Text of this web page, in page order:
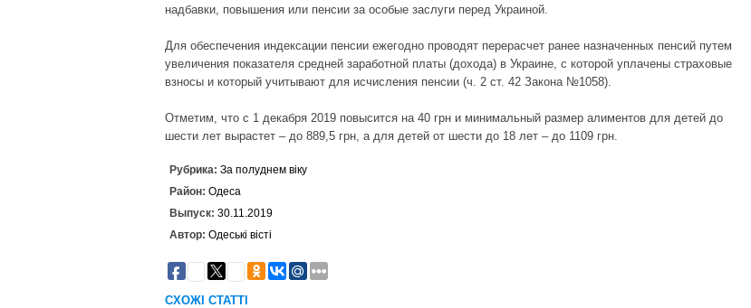
надбавки, повышения или пенсии за особые заслуги перед Украиной.
Для обеспечения индексации пенсии ежегодно проводят перерасчет ранее назначенных пенсий путем
увеличения показателя средней заработной платы (дохода) в Украине, с которой уплачены страховые
взносы и который учитывают для исчисления пенсии (ч. 2 ст. 42 Закона №1058).
Отметим, что с 1 декабря 2019 повысится на 40 грн и минимальный размер алиментов для детей до
шести лет вырастет – до 889,5 грн, а для детей от шести до 18 лет – до 1109 грн.
Рубрика: За полуднем віку
Район: Одеса
Выпуск: 30.11.2019
Автор: Одеські вісті
СХОЖІ СТАТТІ